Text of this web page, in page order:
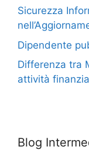
Sicurezza
Dipendente
Differenza tra
attività
Blog